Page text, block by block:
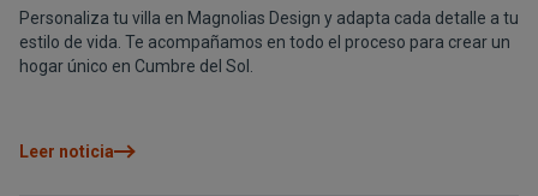
Personaliza tu villa en Magnolias Design y adapta cada detalle a tu
estilo de vida. Te acompañamos en todo el proceso para crear un
hogar único en Cumbre del Sol.
Leer noticia